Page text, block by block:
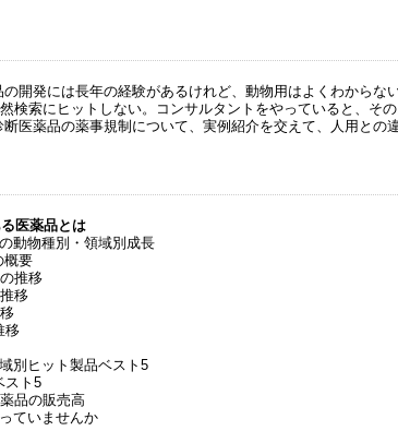
開発には長年の経験があるけれど、動物用はよくわからな
検索にヒットしない。コンサルタントをやっていると、そ
医薬品の薬事規制について、実例紹介を交えて、人用との
医薬品とは
動物種別・領域別成長
要
推移
移
移
別ヒット製品ベスト5
ト5
品の販売高
ていませんか